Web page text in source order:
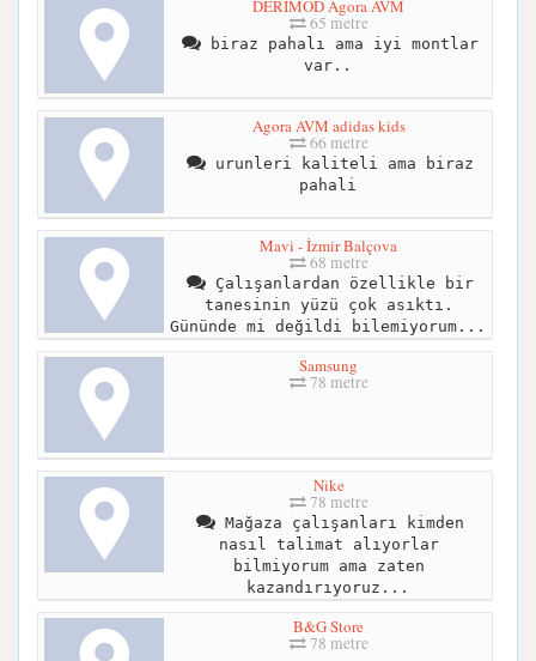
DERİMOD Agora AVM
65 metre
biraz pahalı ama iyi montlar
var..
Agora AVM adidas kids
66 metre
urunleri kaliteli ama biraz
pahali
Mavi - İzmir Balçova
68 metre
Çalışanlardan özellikle bir
tanesinin yüzü çok asıktı.
Gününde mi değildi bilemiyorum...
Samsung
78 metre
Nike
78 metre
Mağaza çalışanları kimden
nasıl talimat alıyorlar
bilmiyorum ama zaten
kazandırıyoruz...
B&G Store
78 metre